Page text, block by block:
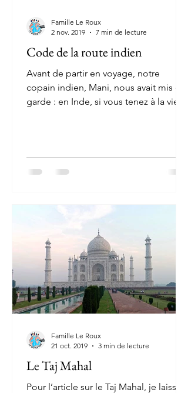
Code de la route indien
Avant de partir en voyage, notre
copain indien, Mani, nous avait mis en
garde : en Inde, si vous tenez à la vie,
Famille Le Roux
2 nov. 2019
7 min de lecture
Le Taj Mahal
Pour l’article sur le Taj Mahal, je laisse
Famille Le Roux
21 oct. 2019
3 min de lecture